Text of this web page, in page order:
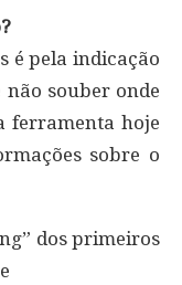
é pela indicação
não souber onde
ferramenta hoje
sobre o
dos primeiros